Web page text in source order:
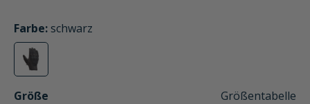
Farbe
auswählen
: schwarz
schwarz
(Diese Option ist zurzeit nicht verfügbar.)
Größe
auswählen
Größentabelle